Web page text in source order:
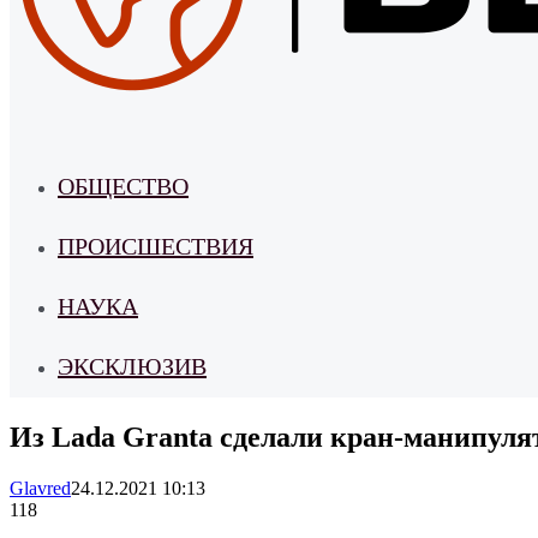
ОБЩЕСТВО
ПРОИСШЕСТВИЯ
НАУКА
ЭКСКЛЮЗИВ
Из Lada Granta сделали кран-
Glavred24.12.2021 10:13
118